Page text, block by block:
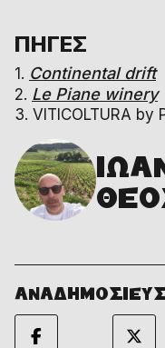
ΠΗΓΕΣ
1. Continental drift
2. Le Piane winery
3. VITICOLTURA by